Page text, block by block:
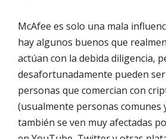
McAfee es solo una mala
hay algunos buenos que
actúan con la debida diligencia,
desafortunadamente pueden
personas que comercian con
(usualmente personas comunes
también se ven muy afectadas